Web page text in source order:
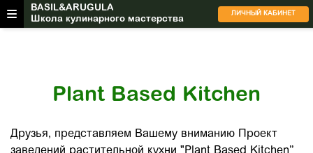
BASIL&ARUGULA
Школа кулинарного мастерства
ЛИЧНЫЙ КАБИНЕТ
Plant Based Kitchen
Друзья, представляем Вашему вниманию Проект